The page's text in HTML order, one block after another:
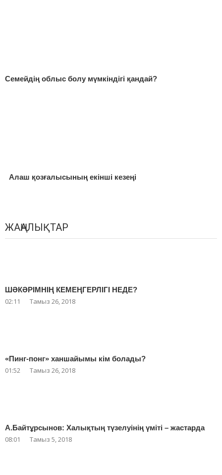
Семейдің облыс болу мүмкіндігі қандай?
Алаш қозғалысының екінші кезеңі
ЖАҢАЛЫҚТАР
ШӘКӘРІМНІҢ КЕМЕҢГЕРЛІГІ НЕДЕ?
02:11 Тамыз 26, 2018
«Пинг-понг» ханшайымы кім болады?
01:52 Тамыз 26, 2018
А.Байтұрсынов: Халықтың түзелуінің үміті – жастарда
08:01 Тамыз 5, 2018